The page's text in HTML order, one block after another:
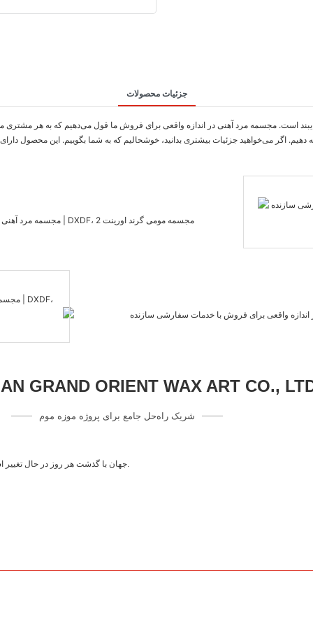
جزئیات محصولات
دهیم. اگر می‌خواهید جزئیات بیشتری بدانید، خوشحالیم که به شما بگوییم. این محصول
GRAND ORIENT WAX ART CO.,
شریک راه‌حل جامع برای پروژه موزه موم
جهان با گذشت هر روز در حال تغییر است. توسعه چین آینده، متعلق به مردمی با انرژی مثبت، مداوم، ذهن آگاه و هنرمند است.